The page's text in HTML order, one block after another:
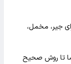
جیر، مخمل،
تا روش صحیح